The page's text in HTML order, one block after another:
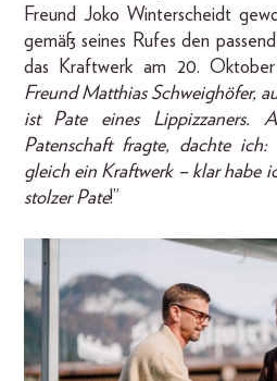
Freund Joko Winterscheidt
gemäß seines Rufes den
das Kraftwerk am 20.
Freund Matthias Schweighöfer,
ist Pate eines
Patenschaft fragte, dachte
gleich ein Kraftwerk – klar habe
stolzer Pate!”